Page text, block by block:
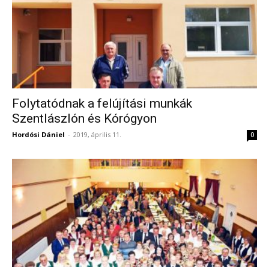
Folytatódnak a felújítási munkák
Szentlászlón és Kórógyon
Hordósi Dániel - 2019, április 11. 0